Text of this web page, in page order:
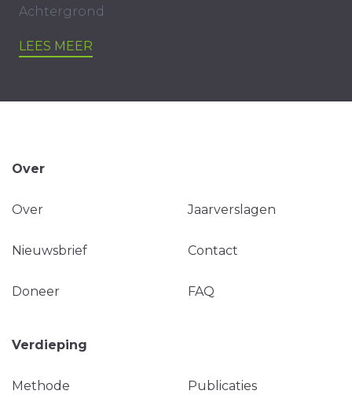
Achtergrond
LEES MEER
Over
Over Jaarverslagen
Nieuwsbrief Contact
Doneer FAQ
Verdieping
Methode Publicaties